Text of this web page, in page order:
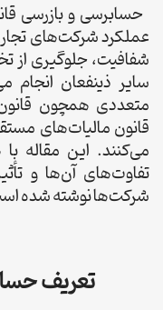
حسابرسی و بازرسی
عملکرد شرکت‌های
شفافیت، جلوگیری از
سایر ذینفعان انجام
متعددی همچون
قانون مالیات‌های
می‌کنند. این مقاله
تفاوت‌های آن‌ها و
شرکت‌ها نوشته شده
تعریف